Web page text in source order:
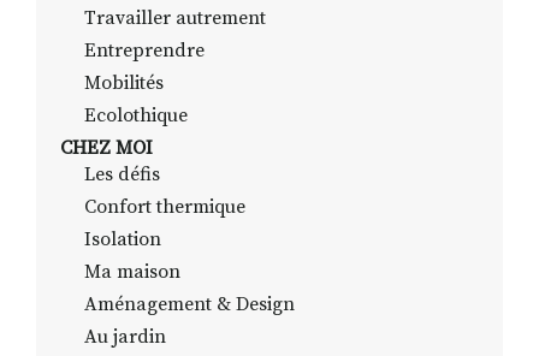
RECHERCHER
Travailler autrement
Entreprendre
Mobilités
Ecolothique
CHEZ MOI
Les défis
Confort thermique
Isolation
Ma maison
Aménagement & Design
Au jardin